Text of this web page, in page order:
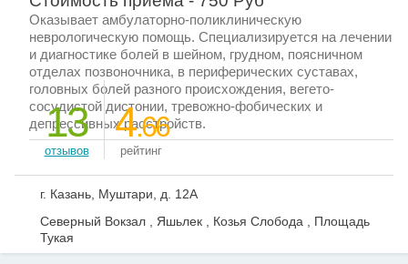
Оказывает амбулаторно-поликлиническую
неврологическую помощь. Специализируется на лечении
и диагностике болей в шейном, грудном, поясничном
отделах позвоночника, в периферических суставах,
головных болей разного происхождения, вегето-
сосудистой дистонии, тревожно-фобических и
депрессивных расстройств.
13
отзывов
4.66
рейтинг
г. Казань, Муштари, д. 12А
Северный Вокзал , Яшьлек , Козья Слобода , Площадь
Тукая